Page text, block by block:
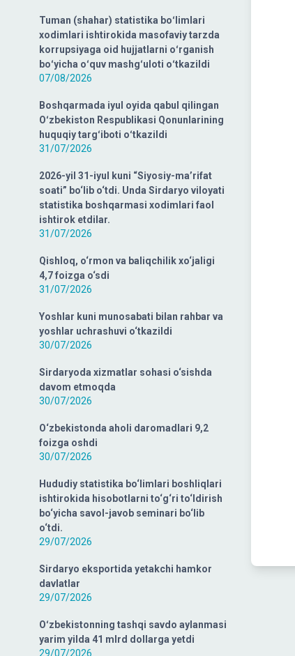
Tuman (shahar) statistika boʻlimlari
xodimlari ishtirokida masofaviy tarzda
korrupsiyaga oid hujjatlarni oʻrganish
boʻyicha oʻquv mashgʻuloti oʻtkazildi
07/08/2026
Boshqarmada iyul oyida qabul qilingan
Oʻzbekiston Respublikasi Qonunlarining
huquqiy targʻiboti oʻtkazildi
31/07/2026
2026-yil 31-iyul kuni “Siyosiy-ma’rifat
soati” bo‘lib o‘tdi. Unda Sirdaryo viloyati
statistika boshqarmasi xodimlari faol
ishtirok etdilar.
31/07/2026
Qishloq, o‘rmon va baliqchilik xo‘jaligi
4,7 foizga o‘sdi
31/07/2026
Yoshlar kuni munosabati bilan rahbar va
yoshlar uchrashuvi o‘tkazildi
30/07/2026
Sirdaryoda xizmatlar sohasi o‘sishda
davom etmoqda
30/07/2026
O‘zbekistonda aholi daromadlari 9,2
foizga oshdi
30/07/2026
Hududiy statistika bo‘limlari boshliqlari
ishtirokida hisobotlarni to‘g‘ri to‘ldirish
bo‘yicha savol-javob seminari bo‘lib
o‘tdi.
29/07/2026
Sirdaryo eksportida yetakchi hamkor
davlatlar
29/07/2026
Oʻzbekistonning tashqi savdo aylanmasi
yarim yilda 41 mlrd dollarga yetdi
29/07/2026